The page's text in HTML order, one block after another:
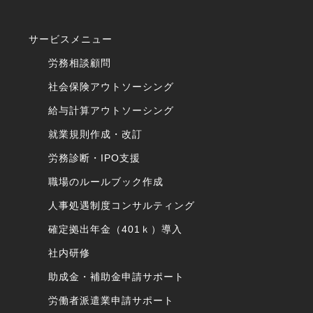
サービスメニュー
労務相談顧問
社会保険アウトソーシング
給与計算アウトソーシング
就業規則作成・改訂
労務診断・IPO支援
職場のルールブック作成
人事処遇制度コンサルティング
確定拠出年金（401ｋ）導入
社内研修
助成金・補助金申請サポート
労働者派遣業申請サポート